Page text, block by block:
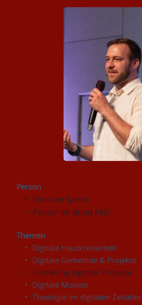
Person
Christian Spiertz
Pastor im Bund FeG
Themen
Digitale Hauskreisarbeit
Digitale Gemeinde & Projekte
Förderung digitaler Projekte
Digitale Mission
Theologie im digitalen Zeitalter